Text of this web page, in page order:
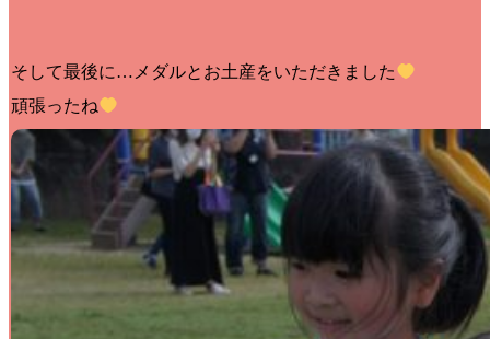
そして最後に…メダルとお土産をいただきました
頑張ったね